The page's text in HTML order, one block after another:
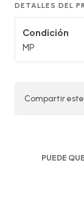
DETALLES DEL
Condición
MP
Compartir
PUEDE